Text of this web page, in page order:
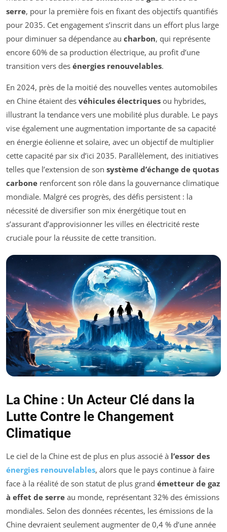
serre, pour la première fois en fixant des objectifs quantifiés
pour 2035. Cet engagement s’inscrit dans un effort plus large
pour diminuer sa dépendance au charbon, qui représente
encore 60% de sa production électrique, au profit d’une
transition vers des énergies renouvelables.
En 2024, près de la moitié des nouvelles ventes automobiles
en Chine étaient des véhicules électriques ou hybrides,
illustrant la tendance vers une mobilité plus durable. Le pays
vise également une augmentation importante de sa capacité
en énergie éolienne et solaire, avec un objectif de multiplier
cette capacité par six d’ici 2035. Parallèlement, des initiatives
telles que l’extension de son système d’échange de quotas
carbone renforcent son rôle dans la gouvernance climatique
mondiale. Malgré ces progrès, des défis persistent : la
nécessité de diversifier son mix énergétique tout en
s’assurant d’approvisionner les villes en électricité reste
cruciale pour la réussite de cette transition.
La Chine : Un Acteur Clé dans la
Lutte Contre le Changement
Climatique
Le ciel de la Chine est de plus en plus associé à l’essor des
énergies renouvelables, alors que le pays continue à faire
face à la réalité de son statut de plus grand émetteur de gaz
à effet de serre au monde, représentant 32% des émissions
mondiales. Selon des données récentes, les émissions de la
Chine devraient seulement augmenter de 0,4 % d’une année